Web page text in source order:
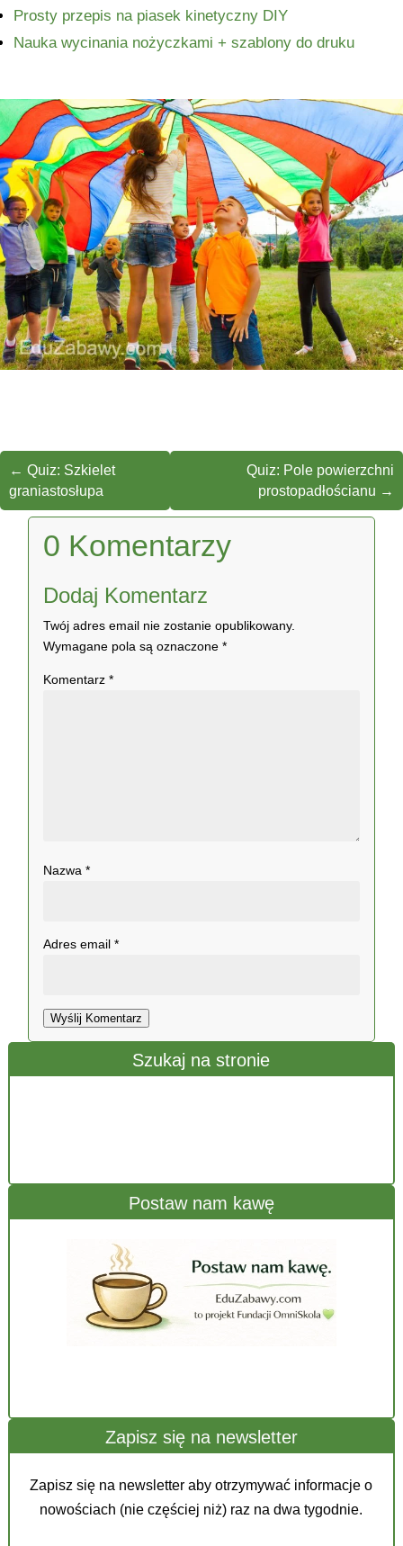
Szukaj na stronie
Postaw nam kawę
Zapisz się na newsletter
Zapisz się na newsletter aby otrzymywać informacje o
nowościach (nie częściej niż) raz na dwa tygodnie.
Prosty przepis na piasek kinetyczny DIY
Nauka wycinania nożyczkami + szablony do druku
← Quiz: Szkielet
graniastosłupa
Quiz: Pole powierzchni
prostopadłościanu →
0 Komentarzy
Dodaj Komentarz
Twój adres email nie zostanie opublikowany.
Wymagane pola są oznaczone*
Komentarz*
Nazwa*
Adres email*
Wyślij Komentarz